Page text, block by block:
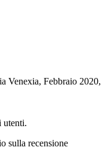
Venexia, Febbraio 2020,
utenti.
sulla recensione